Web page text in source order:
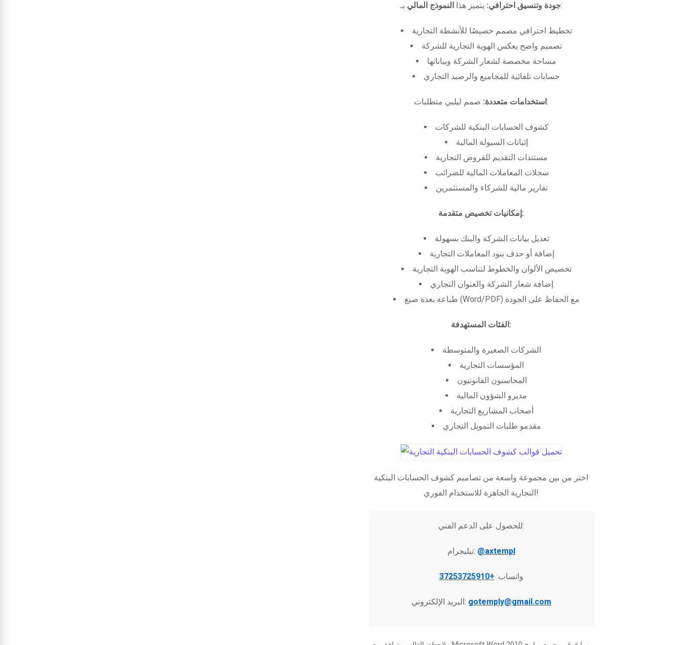
جودة وتنسيق احترافي: يتميز هذا النموذج المالي بـ:
تخطيط احترافي مصمم خصيصًا للأنشطة التجارية
تصميم واضح يعكس الهوية التجارية للشركة
مساحة مخصصة لشعار الشركة وبياناتها
حسابات تلقائية للمجاميع والرصيد التجاري
استخدامات متعددة:صمم ليلبي متطلبات:
كشوف الحسابات البنكية للشركات
إثباتات السيولة المالية
مستندات التقديم للقروض التجارية
سجلات المعاملات المالية للضرائب
تقارير مالية للشركاء والمستثمرين
إمكانيات تخصيص متقدمة:
تعديل بيانات الشركة والبنك بسهولة
إضافة أو حذف بنود المعاملات التجارية
تخصيص الألوان والخطوط لتناسب الهوية التجارية
إضافة شعار الشركة والعنوان التجاري
طباعة بعدة صيغ (Word/PDF) مع الحفاظ على الجودة
الفئات المستهدفة:
الشركات الصغيرة والمتوسطة
المؤسسات التجارية
المحاسبون القانونيون
مديرو الشؤون المالية
أصحاب المشاريع التجارية
مقدمو طلبات التمويل التجاري
اختر من بين مجموعة واسعة من تصاميم كشوف الحسابات البنكية
التجارية الجاهزة للاستخدام الفوري!
للحصول على الدعم الفني:
تيليجرام: @axtempl
واتساب: +37253725910
البريد الإلكتروني: gotemply@gmail.com